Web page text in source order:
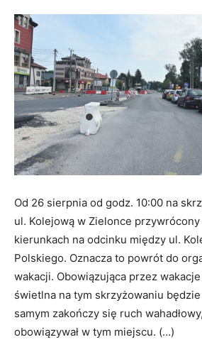
Od 26 sierpnia od godz. 10:00 na
ul. Kolejową w Zielonce przywrócony
kierunkach na odcinku między ul.
Polskiego. Oznacza to powrót do
wakacji. Obowiązująca przez
świetlna na tym skrzyżowaniu będzie
samym zakończy się ruch
obowiązywał w tym miejscu. (…)